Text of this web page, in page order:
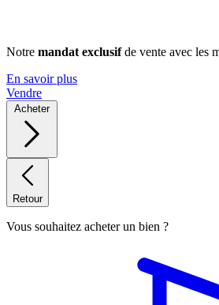
Notre mandat exclusifde vente avec les
En savoir plus
Vendre
Acheter
Retour
Vous souhaitez acheter un bien ?